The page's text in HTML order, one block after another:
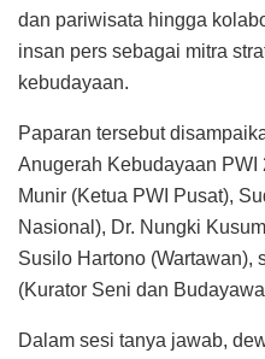
dan pariwisata hingga
insan pers sebagai mitra
kebudayaan.
Paparan tersebut
Anugerah Kebudayaan PWI
Munir (Ketua PWI Pusat),
Nasional), Dr. Nungki
Susilo Hartono (Wartawan),
(Kurator Seni dan
Dalam sesi tanya jawab,